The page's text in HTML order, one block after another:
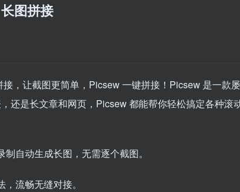
图拼接
，让截图更简单，Picsew 一键拼接！Picsew 是一款
还是长文章和网页，Picsew 都能帮你轻松搞定各种滚
自动生成长图，无需逐个截图。
流畅无缝对接。